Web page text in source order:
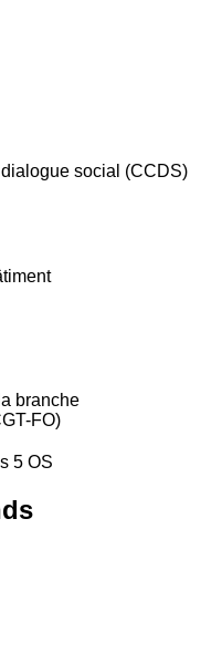
social (CCDS)
branche
FO)
5 OS